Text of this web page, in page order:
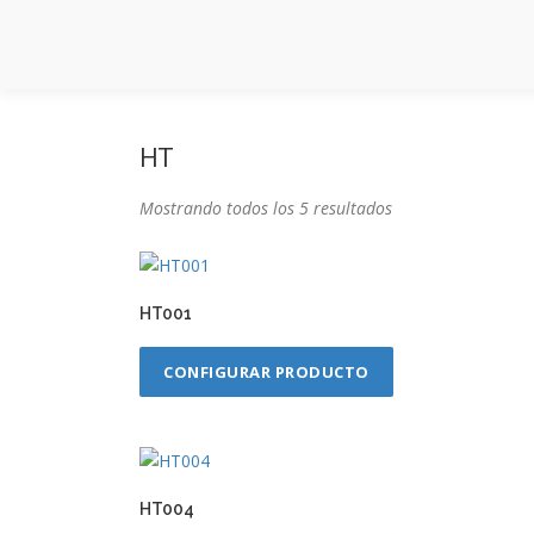
HT
Mostrando todos los 5 resultados
HT001
CONFIGURAR PRODUCTO
HT004